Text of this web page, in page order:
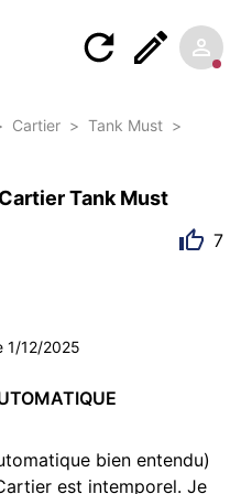
Cartier > Tank Must >
Tank Must
7
1/12/2025
bien entendu)
est intemporel. Je